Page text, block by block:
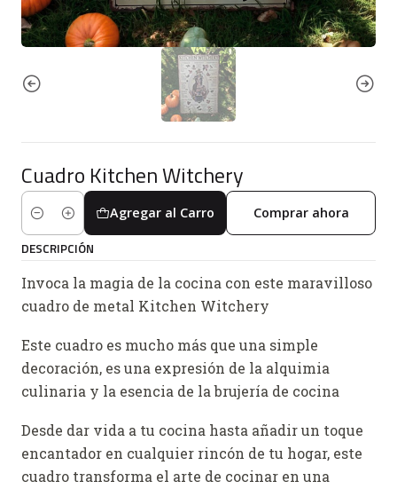
Cuadro Kitchen Witchery
Cantidad
Agregar al Carro Comprar ahora
DESCRIPCIÓN
Invoca la magia de la cocina con este maravilloso
cuadro de metal Kitchen Witchery
Este cuadro es mucho más que una simple
decoración, es una expresión de la alquimia
culinaria y la esencia de la brujería de cocina
Desde dar vida a tu cocina hasta añadir un toque
encantador en cualquier rincón de tu hogar, este
cuadro transforma el arte de cocinar en una